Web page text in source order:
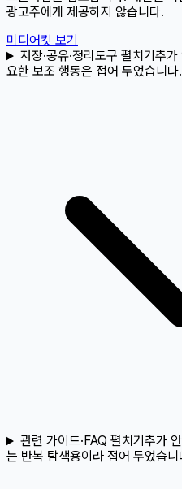
광고주에게 제공하지 않습니다.
미디어킷 보기
저장·공유·정리도구 펼치기 추가
요한 보조 행동은 접어 두었습니다.
관련 가이드·FAQ 펼치기 추가
는 반복 탐색용이라 접어 두었습니